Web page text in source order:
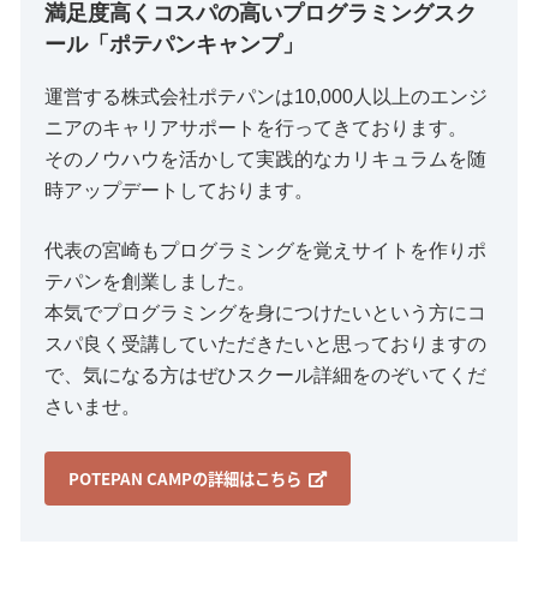
満足度高くコスパの高いプログラミングスク
ール「ポテパンキャンプ」
運営する株式会社ポテパンは10,000人以上のエンジ
ニアのキャリアサポートを行ってきております。
そのノウハウを活かして実践的なカリキュラムを随
時アップデートしております。
代表の宮崎もプログラミングを覚えサイトを作りポ
テパンを創業しました。
本気でプログラミングを身につけたいという方にコ
スパ良く受講していただきたいと思っておりますの
で、気になる方はぜひスクール詳細をのぞいてくだ
さいませ。
POTEPAN CAMPの詳細はこちら